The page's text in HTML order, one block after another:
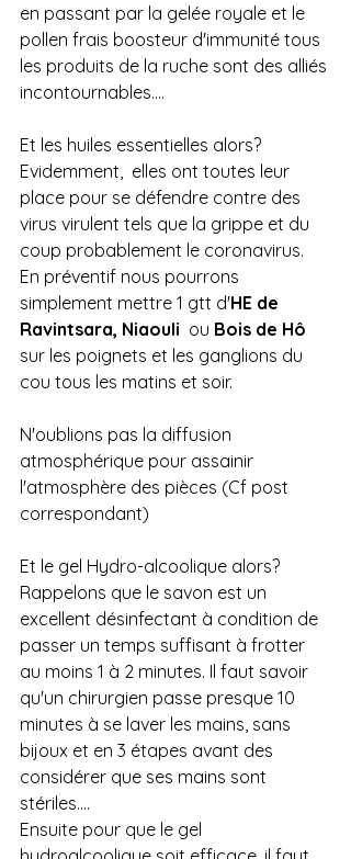
en passant par la gelée royale et le
pollen frais boosteur d'immunité tous
les produits de la ruche sont des alliés
incontournables....
Et les huiles essentielles alors?
Evidemment,  elles ont toutes leur
place pour se défendre contre des
virus virulent tels que la grippe et du
coup probablement le coronavirus.
En préventif nous pourrons
simplement mettre 1 gtt d'HE de
Ravintsara, Niaouli
  ou
Bois de Hô
sur les poignets et les ganglions du
cou tous les matins et soir.
N'oublions pas la diffusion
atmosphérique pour assainir
l'atmosphère des pièces (Cf post
correspondant)
Et le gel Hydro-alcoolique alors?
Rappelons que le savon est un
excellent désinfectant à condition de
passer un temps suffisant à frotter
au moins 1 à 2 minutes. Il faut savoir
qu'un chirurgien passe presque 10
minutes à se laver les mains, sans
bijoux et en 3 étapes avant des
considérer que ses mains sont
stériles....
Ensuite pour que le gel